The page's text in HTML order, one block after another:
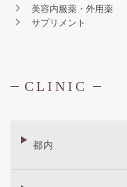
美容内服薬・外用薬
サプリメント
CLINIC
都内